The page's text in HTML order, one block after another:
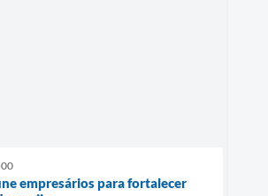
empresários para fortalecer